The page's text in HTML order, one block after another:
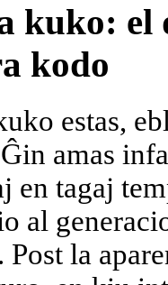
kuko: el
kodo
estas,
amas
en tagaj
al
Post la